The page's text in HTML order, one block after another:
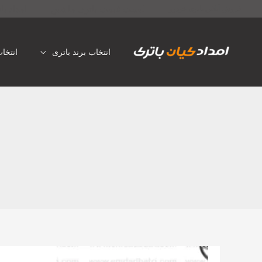
انتخاب برند باتری